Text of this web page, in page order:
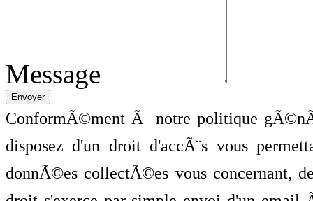
Message
ConformÃ©ment Ã notre politique
disposez d'un droit d'accÃ¨s vous
donnÃ©es collectÃ©es vous concernant,